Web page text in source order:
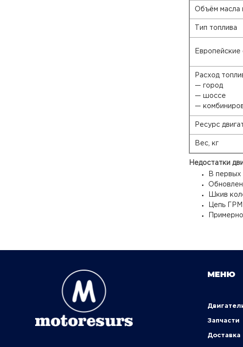
Объём масла
Тип топлива
Европейские
Расход
— город
— шоссе
—
Ресурс
Вес, кг
Недостатки
В первых
Шкив
Цепь
МЕНЮ
Запчасти
Доставка